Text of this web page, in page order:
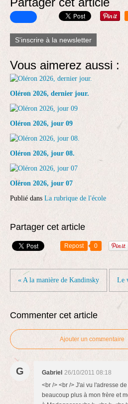
S'inscrire à la newsletter
Vous aimerez aussi :
Oléron 2026, dernier jour.
Oléron 2026, jour 09
Oléron 2026, jour 08.
Oléron 2026, jour 07
Publié dans La rubrique de l'école
Partager cet article
Repost 0
« A la manière de Kandinsky Le
Commenter cet article
Ajouter un commentaire
G Gabriel 26/10/2011 08:18
<br /> <br /> J'ai vu l'adresse
beaucoup plus à mon frère et